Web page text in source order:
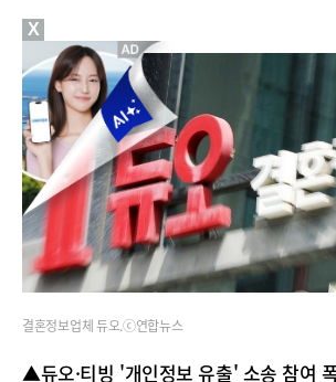
결혼정보업체 듀오.ⓒ연합뉴스
▲듀오·티빙 '개인정보 유출' 소송 참여
X